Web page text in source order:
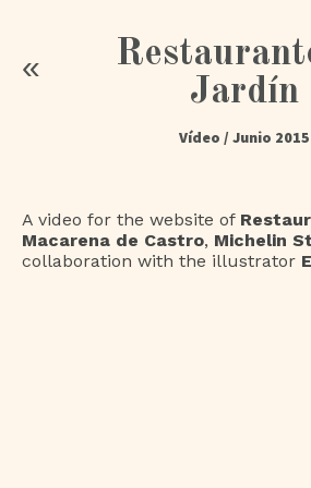
«
Jardín
Vídeo / Junio 2015
A video for the website of
Macarena de Castro, Michelin
collaboration with the illustrator